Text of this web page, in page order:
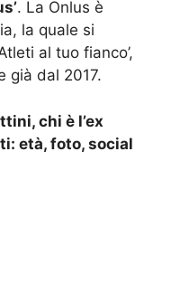
. La Onlus è
la quale si
al tuo fianco’,
già dal 2017.
chi è l’ex
età, foto, social